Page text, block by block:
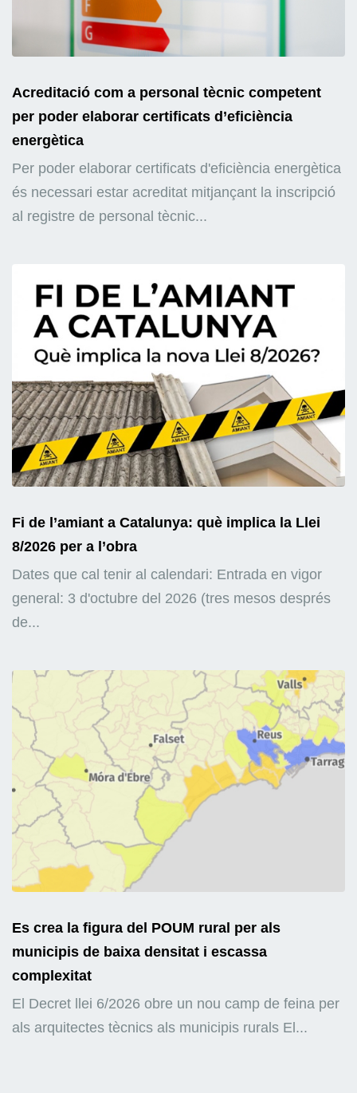
Acreditació com a personal tècnic competent
per poder elaborar certificats d’eficiència
energètica
Per poder elaborar certificats d'eficiència energètica
és necessari estar acreditat mitjançant la inscripció
al registre de personal tècnic...
Fi de l’amiant a Catalunya: què implica la Llei
8/2026 per a l’obra
Dates que cal tenir al calendari: Entrada en vigor
general: 3 d'octubre del 2026 (tres mesos després
de...
Es crea la figura del POUM rural per als
municipis de baixa densitat i escassa
complexitat
El Decret llei 6/2026 obre un nou camp de feina per
als arquitectes tècnics als municipis rurals El...